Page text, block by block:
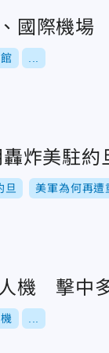
國際機
轟炸美駐
旦 美軍為何再遭
機 擊中